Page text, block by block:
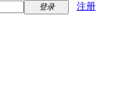
登录 注册